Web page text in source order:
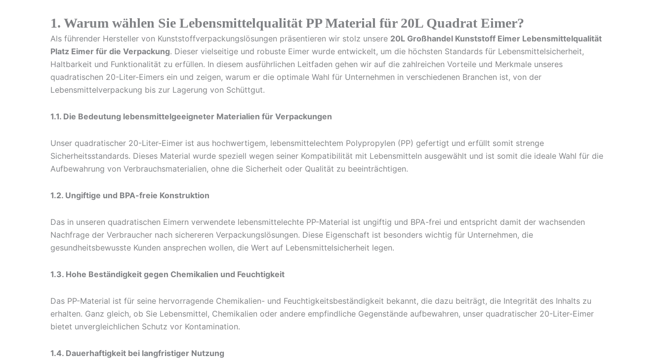
1. Warum wählen Sie Lebensmittelqualität PP Material für 20L Quadrat Eimer?
Als führender Hersteller von Kunststoffverpackungslösungen präsentieren wir stolz unsere 20L Großhandel Kunststoff Eimer Lebensmittelqualität
Platz Eimer für die Verpackung. Dieser vielseitige und robuste Eimer wurde entwickelt, um die höchsten Standards für Lebensmittelsicherheit,
Haltbarkeit und Funktionalität zu erfüllen. In diesem ausführlichen Leitfaden gehen wir auf die zahlreichen Vorteile und Merkmale unseres
quadratischen 20-Liter-Eimers ein und zeigen, warum er die optimale Wahl für Unternehmen in verschiedenen Branchen ist, von der
Lebensmittelverpackung bis zur Lagerung von Schüttgut.
1.1. Die Bedeutung lebensmittelgeeigneter Materialien für Verpackungen
Unser quadratischer 20-Liter-Eimer ist aus hochwertigem, lebensmittelechtem Polypropylen (PP) gefertigt und erfüllt somit strenge
Sicherheitsstandards. Dieses Material wurde speziell wegen seiner Kompatibilität mit Lebensmitteln ausgewählt und ist somit die ideale Wahl für die
Aufbewahrung von Verbrauchsmaterialien, ohne die Sicherheit oder Qualität zu beeinträchtigen.
1.2. Ungiftige und BPA-freie Konstruktion
Das in unseren quadratischen Eimern verwendete lebensmittelechte PP-Material ist ungiftig und BPA-frei und entspricht damit der wachsenden
Nachfrage der Verbraucher nach sichereren Verpackungslösungen. Diese Eigenschaft ist besonders wichtig für Unternehmen, die
gesundheitsbewusste Kunden ansprechen wollen, die Wert auf Lebensmittelsicherheit legen.
1.3. Hohe Beständigkeit gegen Chemikalien und Feuchtigkeit
Das PP-Material ist für seine hervorragende Chemikalien- und Feuchtigkeitsbeständigkeit bekannt, die dazu beiträgt, die Integrität des Inhalts zu
erhalten. Ganz gleich, ob Sie Lebensmittel, Chemikalien oder andere empfindliche Gegenstände aufbewahren, unser quadratischer 20-Liter-Eimer
bietet unvergleichlichen Schutz vor Kontamination.
1.4. Dauerhaftigkeit bei langfristiger Nutzung